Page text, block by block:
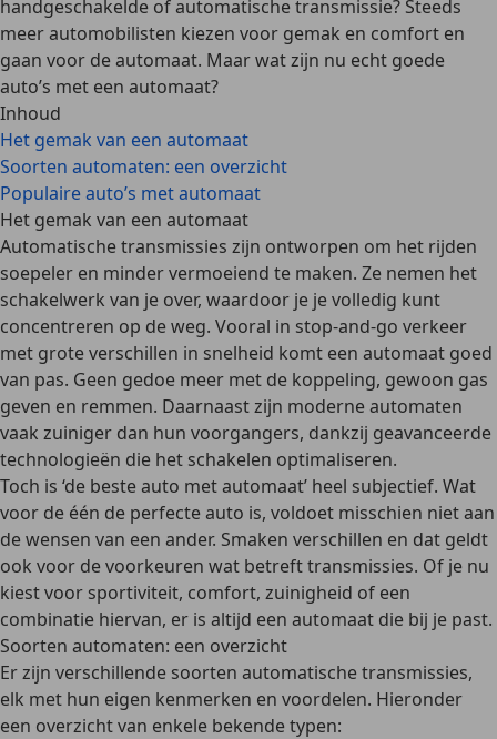
handgeschakelde of automatische transmissie? Steeds
meer automobilisten kiezen voor gemak en comfort en
gaan voor de automaat. Maar wat zijn nu echt goede
auto’s met een automaat?
Inhoud
Het gemak van een automaat
Soorten automaten: een overzicht
Populaire auto’s met automaat
Het gemak van een automaat
Automatische transmissies zijn ontworpen om het rijden
soepeler en minder vermoeiend te maken. Ze nemen het
schakelwerk van je over, waardoor je je volledig kunt
concentreren op de weg. Vooral in stop-and-go verkeer
met grote verschillen in snelheid komt een automaat goed
van pas. Geen gedoe meer met de koppeling, gewoon gas
geven en remmen. Daarnaast zijn moderne automaten
vaak zuiniger dan hun voorgangers, dankzij geavanceerde
technologieën die het schakelen optimaliseren.
Toch is ‘de beste auto met automaat’ heel subjectief. Wat
voor de één de perfecte auto is, voldoet misschien niet aan
de wensen van een ander. Smaken verschillen en dat geldt
ook voor de voorkeuren wat betreft transmissies. Of je nu
kiest voor sportiviteit, comfort, zuinigheid of een
combinatie hiervan, er is altijd een automaat die bij je past.
Soorten automaten: een overzicht
Er zijn verschillende soorten automatische transmissies,
elk met hun eigen kenmerken en voordelen. Hieronder
een overzicht van enkele bekende typen: